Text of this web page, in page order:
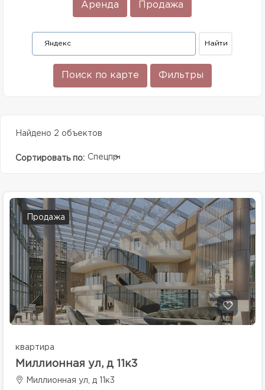
Аренда Продажа
Поиск по карте Фильтры
Найдено 2 объектов
Сортировать по: Спецпредолжение
Продажа
квартира
Миллионная ул, д 11к3
Миллионная ул, д 11к3